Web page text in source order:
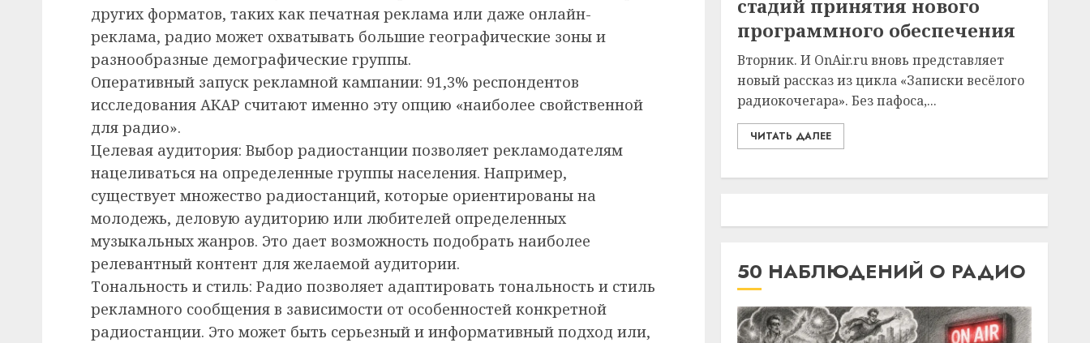
других форматов, таких как печатная реклама или даже онлайн-
реклама, радио может охватывать большие географические зоны и
разнообразные демографические группы.
Оперативный запуск рекламной кампании: 91,3% респондентов
исследования АКАР считают именно эту опцию «наиболее свойственной
для радио».
Целевая аудитория: Выбор радиостанции позволяет рекламодателям
нацеливаться на определенные группы населения. Например,
существует множество радиостанций, которые ориентированы на
молодежь, деловую аудиторию или любителей определенных
музыкальных жанров. Это дает возможность подобрать наиболее
релевантный контент для желаемой аудитории.
Тональность и стиль: Радио позволяет адаптировать тональность и стиль
рекламного сообщения в зависимости от особенностей конкретной
радиостанции. Это может быть серьезный и информативный подход или,
стадий принятия нового
программного обеспечения
Вторник. И OnAir.ru вновь представляет
новый рассказ из цикла «Записки весёлого
радиокочегара». Без пафоса,...
ЧИТАТЬ ДАЛЕЕ
50 НАБЛЮДЕНИЙ О РАДИО